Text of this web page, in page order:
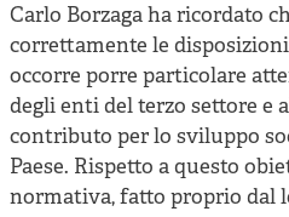
Carlo Borzaga ha ricordato
correttamente le
occorre porre particolare
degli enti del terzo settore e
contributo per lo sviluppo
Paese. Rispetto a questo
normativa, fatto proprio dal